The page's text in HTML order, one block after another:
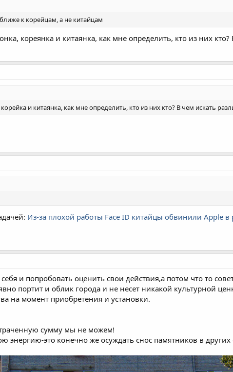
к корейцам, а не китайцам
кореянка и китаянка, как мне определить, кто из них
и китаянка, как мне определить, кто из них кто? В чем искать
Из-за плохой работы Face ID китайцы обвинили Apple в
и попробовать оценить свои действия,а потом что то
портит и облик города и не несет никакой культурной
на момент приобретения и установки.
сумму мы не можем!
это конечно же осуждать снос памятников в других